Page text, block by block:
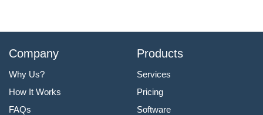
Company
Why Us?
How It Works
FAQs
Products
Services
Pricing
Software